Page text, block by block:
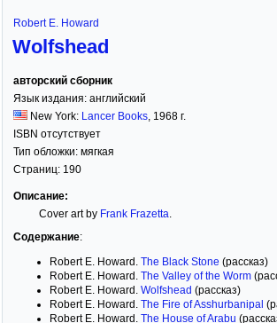
Robert E. Howard
Wolfshead
авторский сборник
Язык издания: английский
New York: Lancer Books, 1968 г.
ISBN отсутствует
Тип обложки: мягкая
Страниц: 190
Описание:
Cover art by Frank Frazetta.
Содержание:
Robert E. Howard. The Black Stone (рассказ)
Robert E. Howard. The Valley of the Worm
Robert E. Howard. Wolfshead (рассказ)
Robert E. Howard. The Fire of Asshurbanipal
Robert E. Howard. The House of Arabu